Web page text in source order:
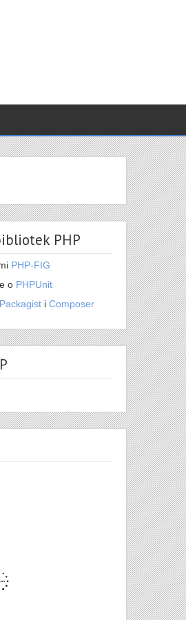
PHP
PHP-FIG
o PHPUnit
Packagist i Composer